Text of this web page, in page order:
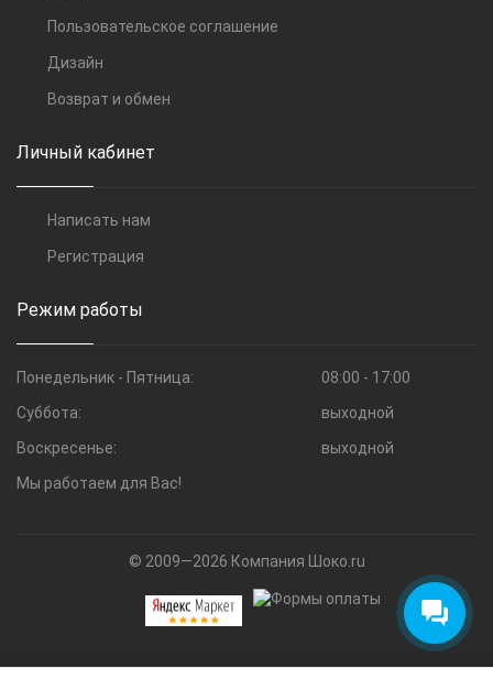
Пользовательское соглашение
Дизайн
Возврат и обмен
Личный кабинет
Написать нам
Регистрация
Режим работы
Понедельник - Пятница:
08:00 - 17:00
Суббота:
выходной
Воскресенье:
выходной
Мы работаем для Вас!
© 2009—2026 Компания Шоко.ru